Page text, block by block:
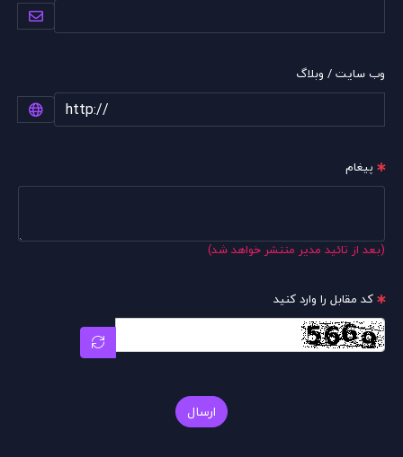
وب سایت / وبلاگ
پیغام
(بعد از تائید مدیر منتشر خواهد شد)
کد مقابل را وارد کنید
ارسال